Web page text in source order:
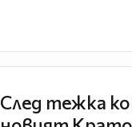
След тежка